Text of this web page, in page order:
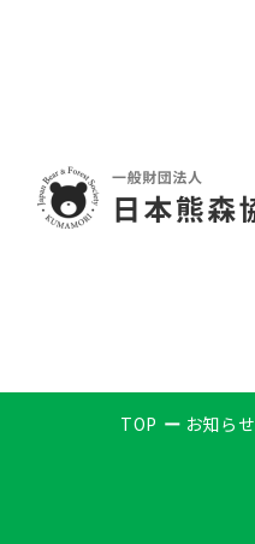
TOP お知らせ